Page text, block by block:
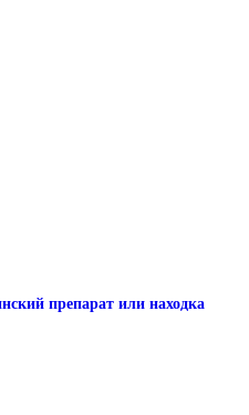
препарат или находка